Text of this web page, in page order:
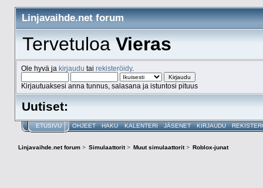
Linjavaihde.net forum
TervetuloaVieras
Ole hyvä ja kirjaudu tai rekisteröidy.
Kirjautuaksesi anna tunnus, salasana ja istuntosi pituus
Uutiset:
ETUSIVU OHJEET HAKU KALENTERI JÄSENET KIRJAUDU
Linjavaihde.net forum> Simulaattorit> Muut simulaattorit> Roblox-junat